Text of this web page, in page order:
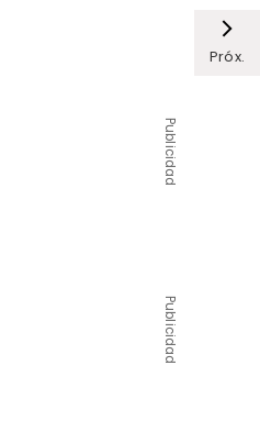
Próx.
Publicidad
Publicidad